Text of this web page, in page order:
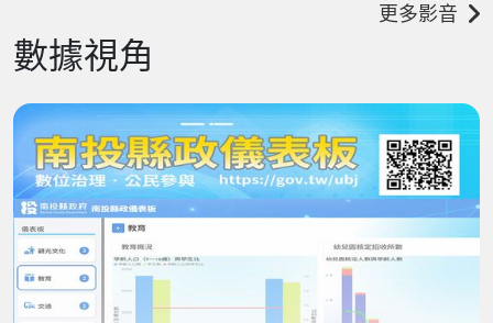
更多影音
數據視角